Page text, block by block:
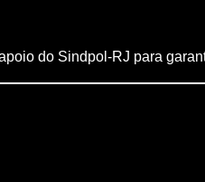
do Sindpol-RJ para